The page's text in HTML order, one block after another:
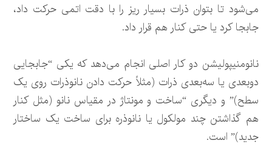
می‌شود تا بتوان ذرات بسیار ریز را با دقت اتمی حرکت داد،
جابجا کرد یا حتی کنار هم قرار داد.
نانومنیپولیشن دو کار اصلی انجام می‌دهد که یکی “جابجایی
دوبعدی یا سه‌بعدی ذرات (مثلاً حرکت دادن نانوذرات روی یک
سطح)” و دیگری “ساخت و مونتاژ در مقیاس نانو (مثل کنار
هم گذاشتن چند مولکول یا نانوذره برای ساخت یک ساختار
جدید)” است.